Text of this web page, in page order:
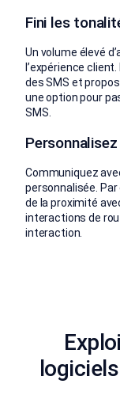
Fini les
Un volume élevé
l’expérience
des SMS et
une option pour
SMS.
Communiquez
personnalisée.
de la proximité
interactions de
interaction.